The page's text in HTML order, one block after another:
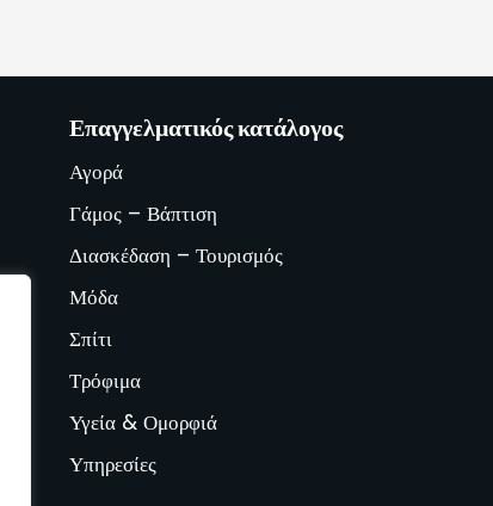
Επαγγελματικός κατάλογος
Αγορά
Γάμος – Βάπτιση
Διασκέδαση – Τουρισμός
Μόδα
Σπίτι
Τρόφιμα
Υγεία & Ομορφιά
Υπηρεσίες